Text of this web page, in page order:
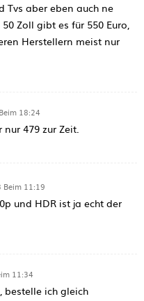
Tvs aber eben auch ne
Zoll gibt es für 550 Euro,
Herstellern meist nur
18:24
479 zur Zeit.
Beim 11:19
und HDR ist ja echt der
11:34
bestelle ich gleich